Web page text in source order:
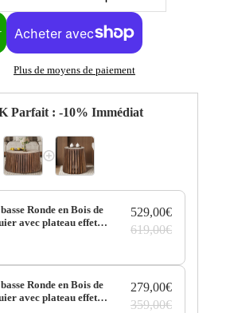
Plus de moyens de paiement
Parfait : -10% Immédiat
Ronde en Bois de
avec plateau effet
529,00€
619,00€
Ronde en Bois de
avec plateau effet
279,00€
359,00€